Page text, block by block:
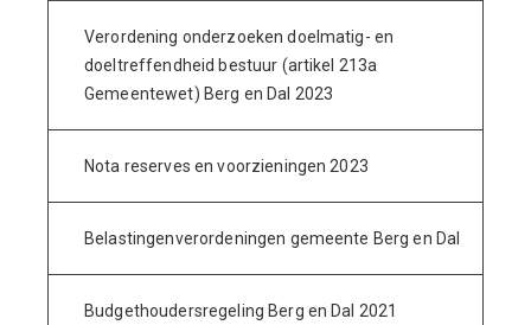
Verordening onderzoeken doelmatig- en
doeltreffendheid bestuur (artikel 213a
Gemeentewet) Berg en Dal 2023
Nota reserves en voorzieningen 2023
Belastingenverordeningen gemeente Berg en Dal
Budgethoudersregeling Berg en Dal 2021